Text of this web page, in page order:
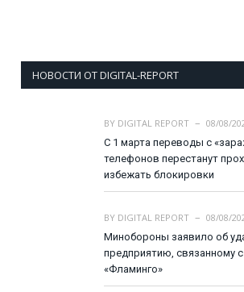
НОВОСТИ ОТ DIGITAL-REPORT
BY DIGITAL REPORT
08/08/
С 1 марта переводы с
телефонов перестанут
избежать блокировки
BY DIGITAL REPORT
08/08/
Минобороны заявило об
предприятию, связанному
«Фламинго»